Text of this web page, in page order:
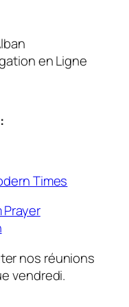
en Ligne
Times
nos réunions
vendredi.